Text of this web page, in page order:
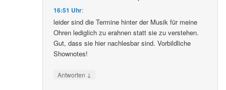
16:51 Uhr:
leider sind die Termine hinter der Musik für meine
Ohren lediglich zu erahnen statt sie zu verstehen.
Gut, dass sie hier nachlesbar sind. Vorbildliche
Shownotes!
Antworten ↓